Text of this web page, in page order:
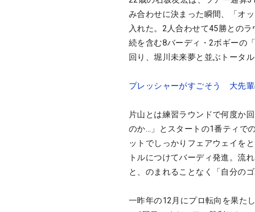
み合わせに決まった瞬間、「オ
入れた。2人合わせて45勝との
続を含む8バーディ・2ボギーの
回り、堀川未来夢と並ぶトータ
プレッシャーがすごそう 大先輩
片山とは練習ラウンドで何度か
のか…」とスタートの1番ティで
ットでしっかりフェアウェイを
トルにつけてバーディ発進。流
と、のまれることなく「自分のゴ
一昨年の12月にプロ転向を果た